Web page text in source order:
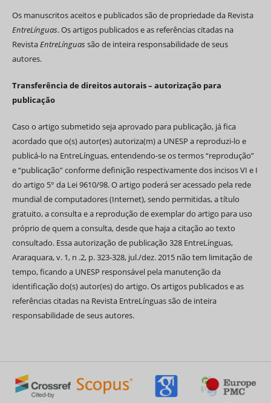
Os manuscritos aceitos e publicados são de propriedade da Revista
EntreLínguas. Os artigos publicados e as referências citadas na
RevistaEntreLínguas são de inteira responsabilidade de seus
autores.
Transferência de direitos autorais – autorização para
publicação
Caso o artigo submetido seja aprovado para publicação, já fica
acordado que o(s) autor(es) autoriza(m) a UNESP a reproduzi-lo e
publicá-lo na EntreLínguas, entendendo-se os termos “reprodução”
e “publicação” conforme definição respectivamente dos incisos VI e I
do artigo 5° da Lei 9610/98. O artigo poderá ser acessado pela rede
mundial de computadores (Internet), sendo permitidas, a título
gratuito, a consulta e a reprodução de exemplar do artigo para uso
próprio de quem a consulta, desde que haja a citação ao texto
consultado. Essa autorização de publicação 328 EntreLínguas,
Araraquara, v. 1, n .2, p. 323-328, jul./dez. 2015 não tem limitação de
tempo, ficando a UNESP responsável pela manutenção da
identificação do(s) autor(es) do artigo. Os artigos publicados e as
referências citadas na Revista EntreLínguas são de inteira
responsabilidade de seus autores.